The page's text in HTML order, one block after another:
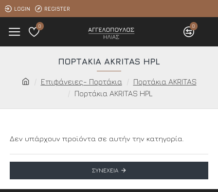
LOGIN REGISTER
0 0
Επιφάνειες- Πορτάκια
Πορτάκια AKRITAS
Πορτάκια AKRITAS HPL
ΠΟΡΤΆΚΙΑ AKRITAS HPL
Δεν υπάρχουν προϊόντα σε αυτήν την κατηγορία.
ΣΥΝΈΧΕΙΑ